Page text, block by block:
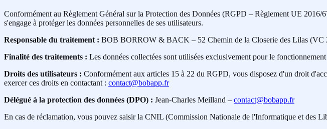
Conformément au Règlement Général sur la Protection des Données (RGPD – Règlement UE
s'engage à protéger les données personnelles de ses utilisateurs.
Responsable du traitement : BOB BORROW & BACK – 52 Chemin de la Closerie des Lilas (VC
Finalité des traitements : Les données collectées sont utilisées exclusivement pour le
Droits des utilisateurs : Conformément aux articles 15 à 22 du RGPD, vous disposez d'un droit
exercer ces droits en contactant : contact@bobapp.fr
Délégué à la protection des données (DPO) : Jean-Charles Meilland – contact@bobapp.fr
En cas de réclamation, vous pouvez saisir la CNIL (Commission Nationale de l'Informatique et des